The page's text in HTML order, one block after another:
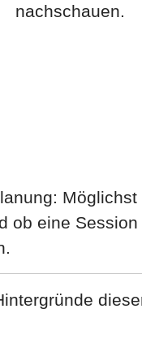
nachschauen.
eine